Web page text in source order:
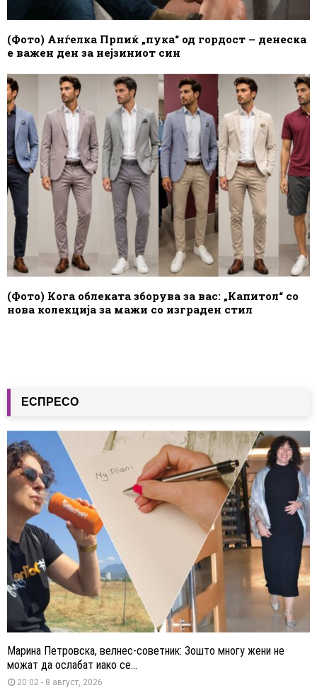
(Фото) Анѓелка Прпиќ „пука“ од гордост – денеска
е важен ден за нејзиниот син
(Фото) Кога облеката зборува за вас: „Капитол“ со
нова колекција за мажи со изграден стил
ЕСПРЕСО
Марина Петровска, велнес-советник: Зошто многу жени не
можат да ослабат иако се...
20:02 - 8 август, 2026